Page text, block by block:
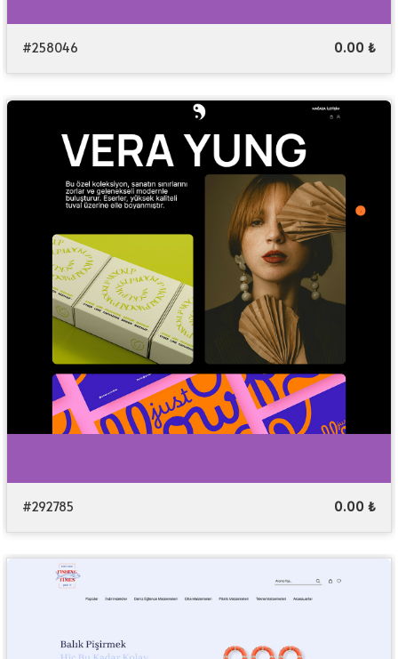
#258046 0.00 ₺
#292785 0.00 ₺